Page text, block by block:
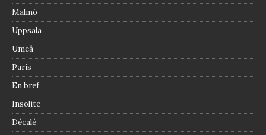
Malmö
Uppsala
Umeå
Paris
En bref
Insolite
Décalé